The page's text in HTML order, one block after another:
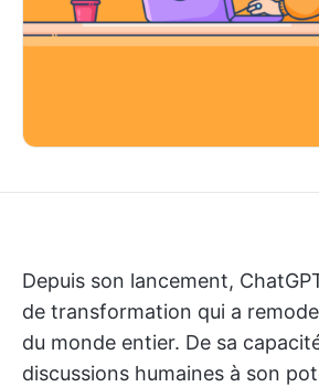
Depuis son lancement,
de transformation qui a
du monde entier. De sa
discussions humaines à son